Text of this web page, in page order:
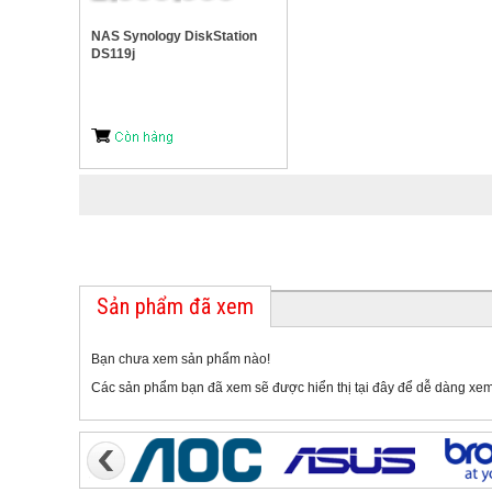
NAS Synology DiskStation
DS119j
Sản phẩm đã xem
Bạn chưa xem sản phẩm nào!
Các sản phẩm bạn đã xem sẽ được hiển thị tại đây để dễ dàng